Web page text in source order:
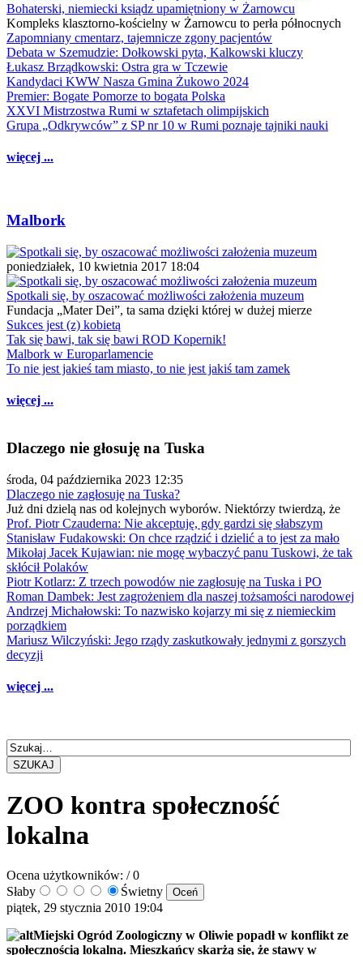
Bohaterski, niemiecki ksiądz upamiętniony w Żarnowcu
Kompleks klasztorno-kościelny w Żarnowcu to perła północnych
Zapomniany cmentarz, tajemnicze zgony pacjentów
Debata w Szemudzie: Dołkowski pyta, Kalkowski kluczy
Łukasz Brządkowski: Ostra gra w Tczewie
Kandydaci KWW Nasza Gmina Żukowo 2024
Premier: Bogate Pomorze to bogata Polska
XXVI Mistrzostwa Rumi w sztafetach olimpijskich
Grupa „Odkrywców” z SP nr 10 w Rumi poznaje tajniki nauki
więcej ...
Malbork
poniedziałek, 10 kwietnia 2017 18:04
Spotkali się, by oszacować możliwości założenia muzeum
Fundacja „Mater Dei”, ta sama dzięki której w dużej mierze
Sukces jest (z) kobietą
Tak się bawi, tak się bawi ROD Kopernik!
Malbork w Europarlamencie
To nie jest jakieś tam miasto, to nie jest jakiś tam zamek
więcej ...
Dlaczego nie głosuję na Tuska
środa, 04 października 2023 12:35
Dlaczego nie zagłosuję na Tuska?
Już dni dzielą nas od kolejnych wyborów. Niektórzy twierdzą, że
Prof. Piotr Czauderna: Nie akceptuję, gdy gardzi się słabszym
Stanisław Fudakowski: On chce rządzić i dzielić a to jest za mało
Mikołaj Jacek Kujawian: nie mogę wybaczyć panu Tuskowi, że tak
skłócił Polaków
Piotr Kotlarz: Z trzech powodów nie zagłosuję na Tuska i PO
Roman Dambek: Jest zagrożeniem dla naszej tożsamości narodowej
Andrzej Michałowski: To nazwisko kojarzy mi się z niemieckim
porządkiem
Mariusz Wilczyński: Jego rządy zaskutkowały jednymi z gorszych
decyzji
więcej ...
SZUKAJ
ZOO kontra społeczność
lokalna
Ocena użytkowników: / 0
Słaby
Świetny
piątek, 29 stycznia 2010 19:04
Miejski Ogród Zoologiczny w Oliwie popadł w konflikt ze
społecznością lokalną. Mieszkańcy skarżą się, że stawy w